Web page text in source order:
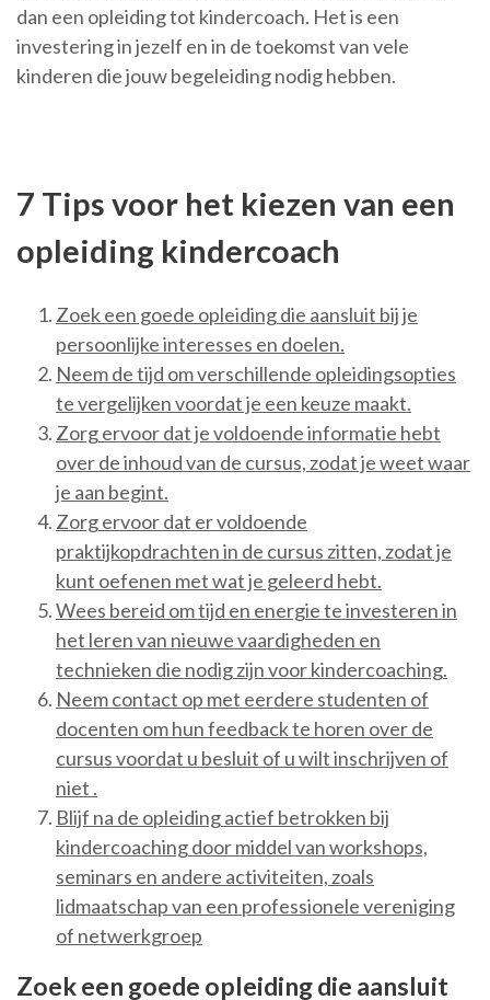
dan een opleiding tot kindercoach. Het is een
investering in jezelf en in de toekomst van vele
kinderen die jouw begeleiding nodig hebben.
7 Tips voor het kiezen van een
opleiding kindercoach
Zoek een goede opleiding die aansluit bij je
persoonlijke interesses en doelen.
Neem de tijd om verschillende opleidingsopties
te vergelijken voordat je een keuze maakt.
Zorg ervoor dat je voldoende informatie hebt
over de inhoud van de cursus, zodat je weet waar
je aan begint.
Zorg ervoor dat er voldoende
praktijkopdrachten in de cursus zitten, zodat je
kunt oefenen met wat je geleerd hebt.
Wees bereid om tijd en energie te investeren in
het leren van nieuwe vaardigheden en
technieken die nodig zijn voor kindercoaching.
Neem contact op met eerdere studenten of
docenten om hun feedback te horen over de
cursus voordat u besluit of u wilt inschrijven of
niet .
Blijf na de opleiding actief betrokken bij
kindercoaching door middel van workshops,
seminars en andere activiteiten, zoals
lidmaatschap van een professionele vereniging
of netwerkgroep
Zoek een goede opleiding die aansluit